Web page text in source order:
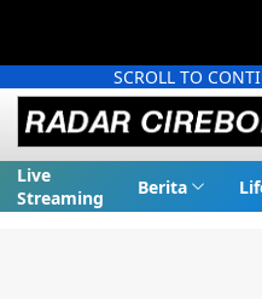
SCROLL TO
Live
Streaming
Berita